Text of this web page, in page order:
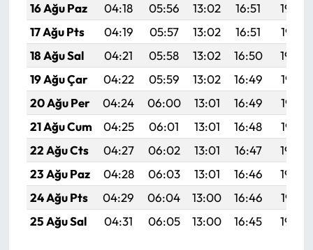
16 Ağu Paz
04:18 05:56 13:02 16:51
19:59
17 Ağu Pts
04:19 05:57 13:02 16:51
19:58
18 Ağu Sal
04:21 05:58 13:02 16:50
19:56
19 Ağu Çar
04:22 05:59 13:02 16:49
19:55
20 Ağu Per
04:24 06:00 13:01 16:49
19:53
21 Ağu Cum
04:25 06:01 13:01 16:48
19:52
22 Ağu Cts
04:27 06:02 13:01 16:47
19:50
23 Ağu Paz
04:28 06:03 13:01 16:46
19:49
24 Ağu Pts
04:29 06:04 13:00 16:46
19:47
25 Ağu Sal
04:31 06:05 13:00 16:45 19:46